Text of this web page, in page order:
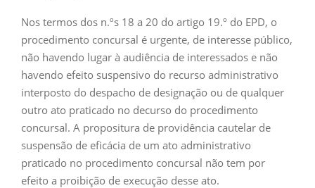
Nos termos dos n.ºs 18 a 20 do artigo 19.º do EPD, o
procedimento concursal é urgente, de interesse público,
não havendo lugar à audiência de interessados e não
havendo efeito suspensivo do recurso administrativo
interposto do despacho de designação ou de qualquer
outro ato praticado no decurso do procedimento
concursal. A propositura de providência cautelar de
suspensão de eficácia de um ato administrativo
praticado no procedimento concursal não tem por
efeito a proibição de execução desse ato.